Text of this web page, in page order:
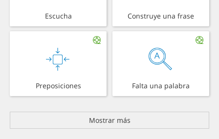
Escucha Construye una frase
Preposiciones Falta una palabra
Mostrar más